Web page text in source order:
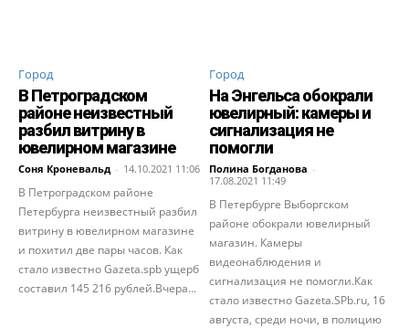
Город
В Петроградском
районе неизвестный
разбил витрину в
ювелирном магазине
Соня Кроневальд - 14.10.2021 11:06
В Петроградском районе
Петербурга неизвестный разбил
витрину в ювелирном магазине
и похитил две пары часов. Как
стало известно Gazeta.spb ущерб
составил 145 216 рублей.Вчера...
Город
На Энгельса обокрали
ювелирный: камеры и
сигнализация не
помогли
Полина Богданова -
17.08.2021 11:49
В Петербурге Выборгском
районе обокрали ювелирный
магазин. Камеры
видеонаблюдения и
сигнализация не помогли.Как
стало известно Gazeta.SPb.ru, 16
августа, среди ночи, в полицию